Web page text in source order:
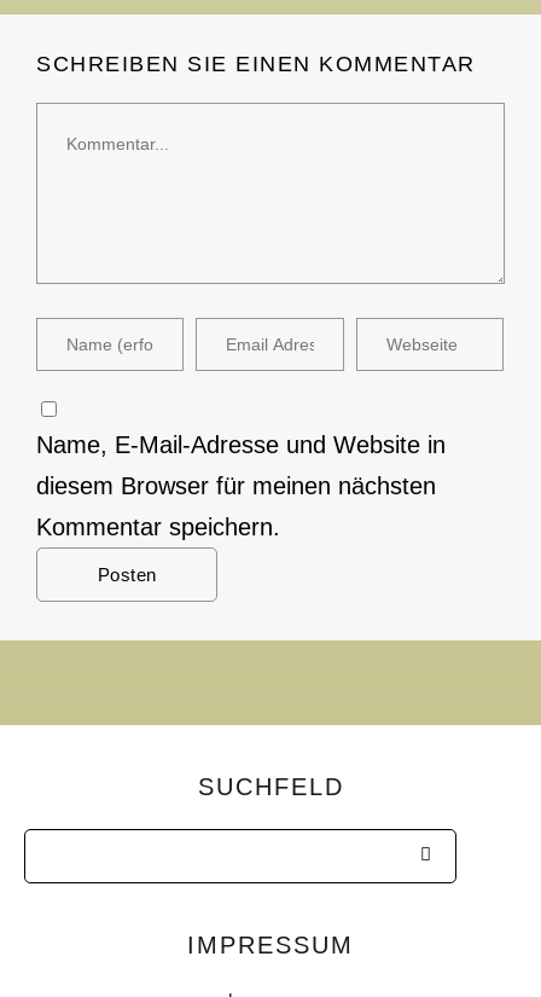
SCHREIBEN SIE EINEN KOMMENTAR
Name, E-Mail-Adresse und Website in
diesem Browser für meinen nächsten
Kommentar speichern.
SUCHFELD
IMPRESSUM